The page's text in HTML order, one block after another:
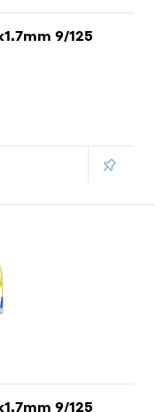
9/125
9/125